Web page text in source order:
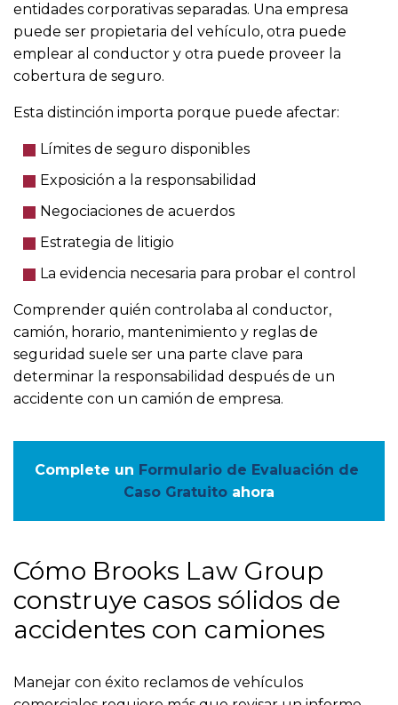
entidades corporativas separadas. Una empresa
puede ser propietaria del vehículo, otra puede
emplear al conductor y otra puede proveer la
cobertura de seguro.
Esta distinción importa porque puede afectar:
Límites de seguro disponibles
Exposición a la responsabilidad
Negociaciones de acuerdos
Estrategia de litigio
La evidencia necesaria para probar el control
Comprender quién controlaba al conductor,
camión, horario, mantenimiento y reglas de
seguridad suele ser una parte clave para
determinar la responsabilidad después de un
accidente con un camión de empresa.
Complete un Formulario de Evaluación de
Caso Gratuito ahora
Cómo Brooks Law Group
construye casos sólidos de
accidentes con camiones
Manejar con éxito reclamos de vehículos